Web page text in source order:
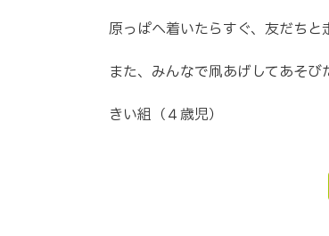
原っぱへ着いたらすぐ、友だちと
また、みんなで凧あげしてあそ
きい組（４歳児）